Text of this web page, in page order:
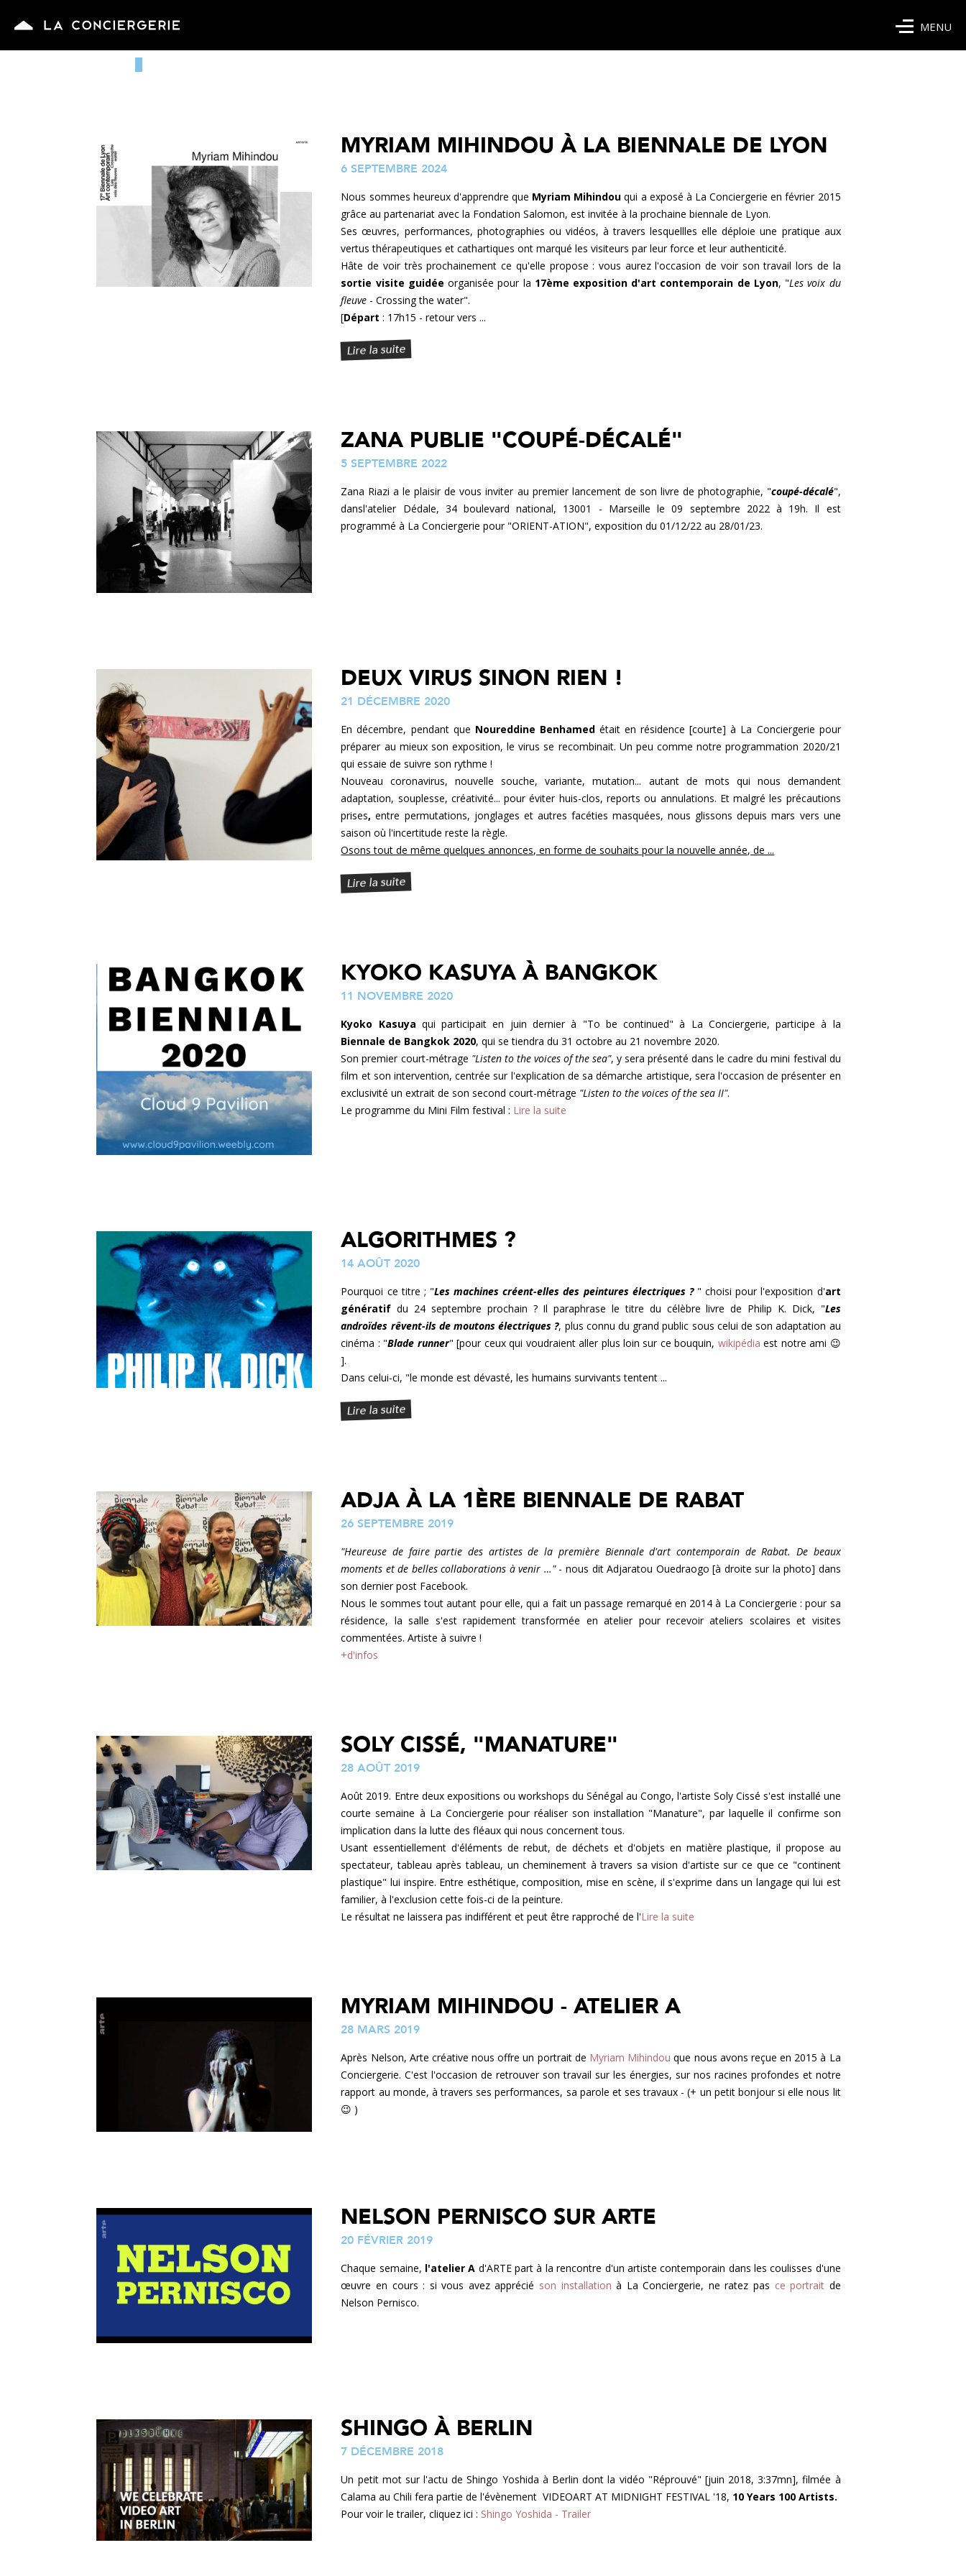
MENU
MYRIAM MIHINDOU À LA BIENNALE DE LYON
6 SEPTEMBRE 2024
Nous sommes heureux d'apprendre que Myriam Mihindou qui a exposé à La Conciergerie en février 2015
grâce au partenariat avec la Fondation Salomon, est invitée à la prochaine biennale de Lyon.
Ses œuvres, performances, photographies ou vidéos, à travers lesquellles elle déploie une pratique aux
vertus thérapeutiques et cathartiques ont marqué les visiteurs par leur force et leur authenticité.
Hâte de voir très prochainement ce qu'elle propose : vous aurez l'occasion de voir son travail lors de la
sortie visite guidée organisée pour la 17ème exposition d'art contemporain de Lyon, "Les voix du
fleuve - Crossing the water".
[Départ : 17h15 - retour vers ...
Lire la suite
ZANA PUBLIE "COUPÉ-DÉCALÉ"
5 SEPTEMBRE 2022
Zana Riazi a le plaisir de vous inviter au premier lancement de son livre de photographie, "coupé-décalé",
dansl'atelier Dédale, 34 boulevard national, 13001 - Marseille le 09 septembre 2022 à 19h. Il est
programmé à La Conciergerie pour "ORIENT-ATION", exposition du 01/12/22 au 28/01/23.
DEUX VIRUS SINON RIEN !
21 DÉCEMBRE 2020
En décembre, pendant que Noureddine Benhamedétait en résidence [courte] à La Conciergerie pour
préparer au mieux son exposition, le virus se recombinait. Un peu comme notre programmation 2020/21
qui essaie de suivre son rythme !
Nouveau coronavirus, nouvelle souche, variante, mutation... autant de mots qui nous demandent
adaptation, souplesse, créativité... pour éviter huis-clos, reports ou annulations. Et malgré les précautions
prises, entre permutations, jonglages et autres facéties masquées, nous glissons depuis mars vers une
saison où l'incertitude reste la règle.
Osons tout de même quelques annonces, en forme de souhaits pour la nouvelle année, de ...
Lire la suite
KYOKO KASUYA À BANGKOK
11 NOVEMBRE 2020
Kyoko Kasuya qui participait en juin dernier à "To be continued" à La Conciergerie, participe à la
Biennale de Bangkok 2020, qui se tiendra du 31 octobre au 21 novembre 2020.
Son premier court-métrage "Listen to the voices of the sea", y sera présenté dans le cadre du mini festival du
film et son intervention, centrée sur l'explication de sa démarche artistique, sera l'occasion de présenter en
exclusivité un extrait de son second court-métrage "Listen to the voices of the sea II".
Le programme du Mini Film festival : Lire la suite
ALGORITHMES ?
14 AOÛT 2020
Pourquoi ce titre ; "Les machines créent-elles des peintures électriques ?" choisi pour l'exposition d'art
génératif du 24 septembre prochain ? Il paraphrase le titre du célèbre livre de Philip K. Dick, "Les
androïdes rêvent-ils de moutons électriques ?, plus connu du grand public sous celui de son adaptation au
cinéma : "Blade runner" [pour ceux qui voudraient aller plus loin sur ce bouquin, wikipédia est notre ami 😉
].
Dans celui-ci, "le monde est dévasté, les humains survivants tentent ...
Lire la suite
ADJA À LA 1ÈRE BIENNALE DE RABAT
26 SEPTEMBRE 2019
"Heureuse de faire partie des artistes de la première Biennale d'art contemporain de Rabat. De beaux
moments et de belles collaborations à venir …"- nous dit Adjaratou Ouedraogo [à droite sur la photo] dans
son dernier post Facebook.
Nous le sommes tout autant pour elle, qui a fait un passage remarqué en 2014 à La Conciergerie : pour sa
résidence, la salle s'est rapidement transformée en atelier pour recevoir ateliers scolaires et visites
commentées. Artiste à suivre !
+d'infos
SOLY CISSÉ, "MANATURE"
28 AOÛT 2019
Août 2019. Entre deux expositions ou workshops du Sénégal au Congo, l'artiste Soly Cissé s'est installé une
courte semaine à La Conciergerie pour réaliser son installation "Manature", par laquelle il confirme son
implication dans la lutte des fléaux qui nous concernent tous.
Usant essentiellement d'éléments de rebut, de déchets et d'objets en matière plastique, il propose au
spectateur, tableau après tableau, un cheminement à travers sa vision d'artiste sur ce que ce "continent
plastique" lui inspire. Entre esthétique, composition, mise en scène, il s'exprime dans un langage qui lui est
familier, à l'exclusion cette fois-ci de la peinture.
Le résultat ne laissera pas indifférent et peut être rapproché de l'Lire la suite
MYRIAM MIHINDOU - ATELIER A
28 MARS 2019
Après Nelson, Arte créative nous offre un portrait de Myriam Mihindou que nous avons reçue en 2015 à La
Conciergerie. C'est l'occasion de retrouver son travail sur les énergies, sur nos racines profondes et notre
rapport au monde, à travers ses performances, sa parole et ses travaux - (+ un petit bonjour si elle nous lit
😉 )
NELSON PERNISCO SUR ARTE
20 FÉVRIER 2019
Chaque semaine, l'atelier A d'ARTE part à la rencontre d'un artiste contemporain dans les coulisses d'une
œuvre en cours : si vous avez apprécié son installation à La Conciergerie, ne ratez pas ce portrait de
Nelson Pernisco.
SHINGO À BERLIN
7 DÉCEMBRE 2018
Un petit mot sur l'actu de Shingo Yoshida à Berlin dont la vidéo "Réprouvé" [juin 2018, 3:37mn], filmée à
Calama au Chili fera partie de l'évènement VIDEOART AT MIDNIGHT FESTIVAL '18, 10 Years 100 Artists.
Pour voir le trailer, cliquez ici : Shingo Yoshida - Trailer